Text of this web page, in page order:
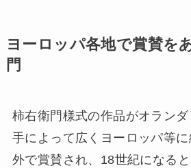
ヨーロッパ各地で賞賛を
門
柿右衛門様式の作品がオラン
手によって広くヨーロッパ等
外で賞賛され、18世紀になる